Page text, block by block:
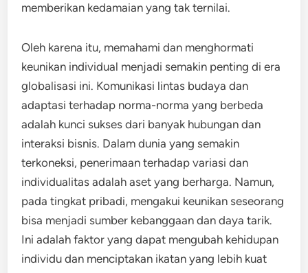
memberikan kedamaian yang tak ternilai.
Oleh karena itu, memahami dan menghormati
keunikan individual menjadi semakin penting di era
globalisasi ini. Komunikasi lintas budaya dan
adaptasi terhadap norma-norma yang berbeda
adalah kunci sukses dari banyak hubungan dan
interaksi bisnis. Dalam dunia yang semakin
terkoneksi, penerimaan terhadap variasi dan
individualitas adalah aset yang berharga. Namun,
pada tingkat pribadi, mengakui keunikan seseorang
bisa menjadi sumber kebanggaan dan daya tarik.
Ini adalah faktor yang dapat mengubah kehidupan
individu dan menciptakan ikatan yang lebih kuat